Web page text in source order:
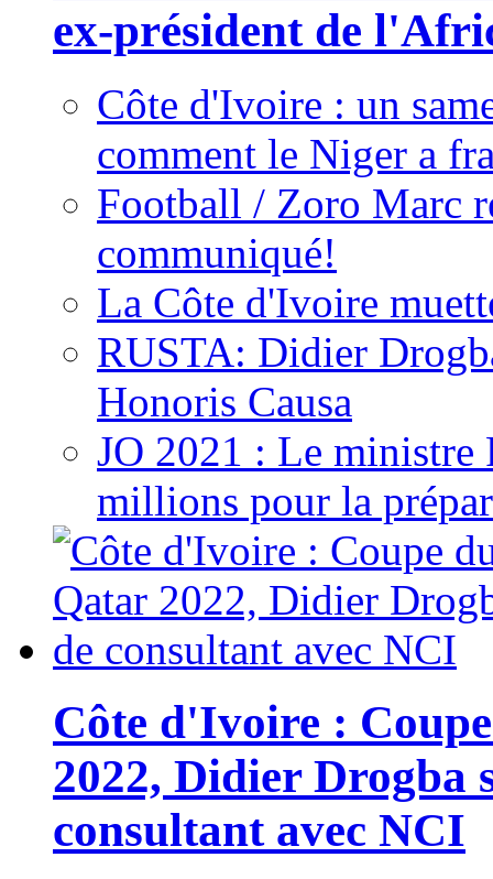
ex-président de
Côte d'Ivoire : un
comment le Niger a
Football / Zoro Marc
communiqué!
La Côte d'Ivoire
RUSTA: Didier
Honoris Causa
JO 2021 : Le ministre
millions pour la
Côte d'Ivoire :
2022, Didier Drogba
consultant avec NCI